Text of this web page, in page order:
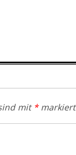
mit *markiert